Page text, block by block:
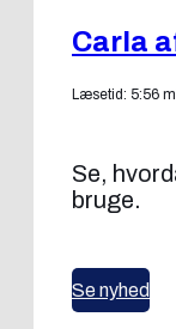
Carla
Læsetid: 5:56
Se,
bruge.
Se nyhed